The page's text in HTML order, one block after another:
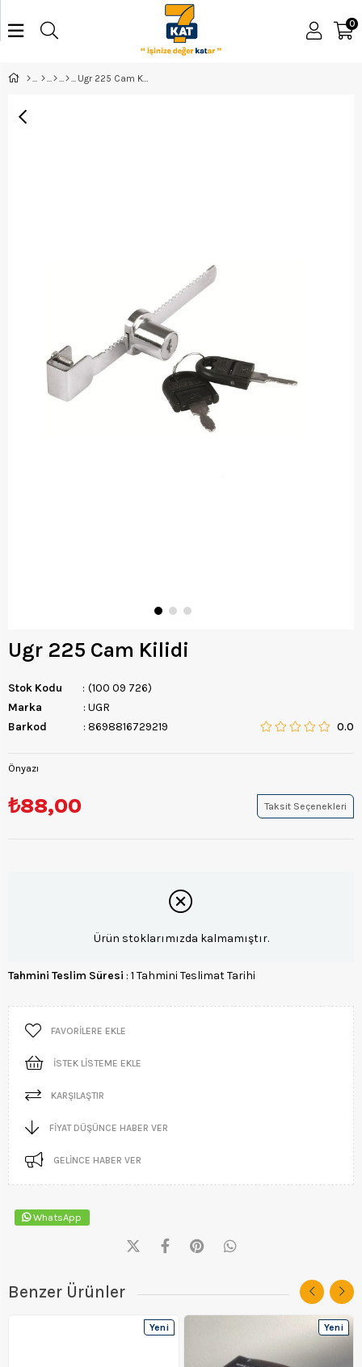
0
Ugr 225 Cam Kilidi
Stok Kodu
(100 09 726)
Marka
: UGR
Barkod
: 8698816729219 0.0
Önyazı
₺88,00 Taksit Seçenekleri
Ürün stoklarımızda kalmamıştır.
Tahmini Teslim Süresi : 1 Tahmini Teslimat Tarihi
FAVORILERE EKLE
İSTEK LISTEME EKLE
KARŞILAŞTIR
FIYAT DÜŞÜNCE HABER VER
GELINCE HABER VER
WhatsApp
Benzer Ürünler
Yeni
Yeni